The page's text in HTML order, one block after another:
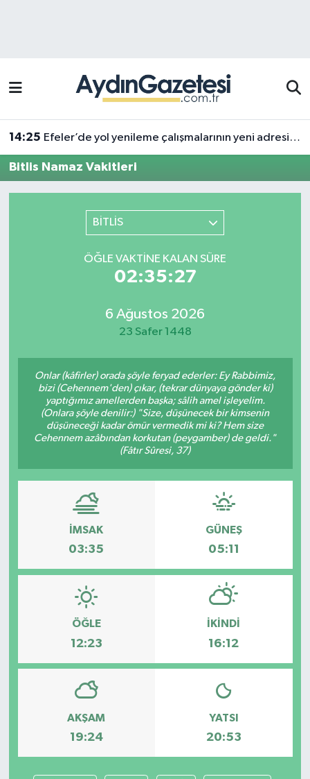
14:25 Efeler’de yol yenileme çalışmalarının yeni adresi Pınardere Mahallesi
Bitlis Namaz Vakitleri
BİTLİS
ÖĞLE VAKTINE KALAN SÜRE
02:35:27
6 Ağustos 2026
23 Safer 1448
Onlar (kâfirler) orada şöyle feryad ederler: Ey Rabbimiz,
bizi (Cehennem'den) çıkar, (tekrar dünyaya gönder ki)
yaptığımız amellerden başka; sâlih amel işleyelim.
(Onlara şöyle denilir:) "Size, düşünecek bir kimsenin
düşüneceği kadar ömür vermedik mi ki? Hem size
Cehennem azâbından korkutan (peygamber) de geldi."
(Fâtır Sûresi, 37)
İMSAK
03:35
GÜNEŞ
05:11
ÖĞLE
12:23
İKINDI
16:12
AKŞAM
19:24
YATSI
20:53
Efeler Trafik Yoğunluk Haritası
Süper Lig Puan Durumu ve Fikstür
Tüm Manşetler
Son Dakika Haberleri
Haber Arşivi